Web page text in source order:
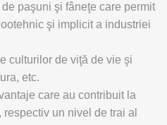
paşuni şi fâneţe care permit
şi implicit a industriei
culturilor de viţă de vie şi
etc.
care au contribuit la
un nivel de trai al